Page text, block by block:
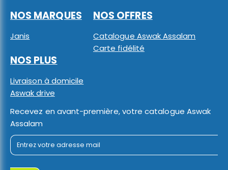
NOS MARQUES
Janis
NOS OFFRES
Catalogue Aswak Assalam
Carte fidélité
NOS PLUS
Livraison à domicile
Aswak drive
Recevez en avant-première, votre catalogue Aswak
Assalam